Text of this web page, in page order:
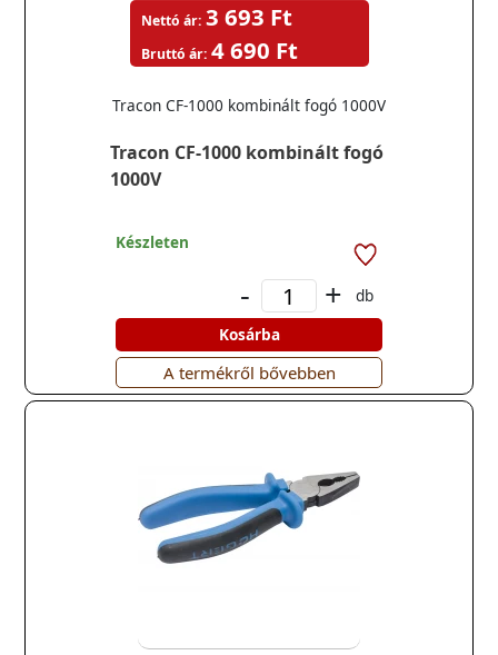
Tracon CF-1000 kombinált fogó
1000V
Tracon CF-1000 kombinált fogó 1000V
Nettó ár: 3 693 Ft
Bruttó ár: 4 690 Ft
Készleten
- +
db
Kosárba
A termékről bővebben